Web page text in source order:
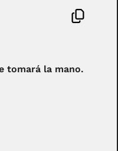
tomará la mano.